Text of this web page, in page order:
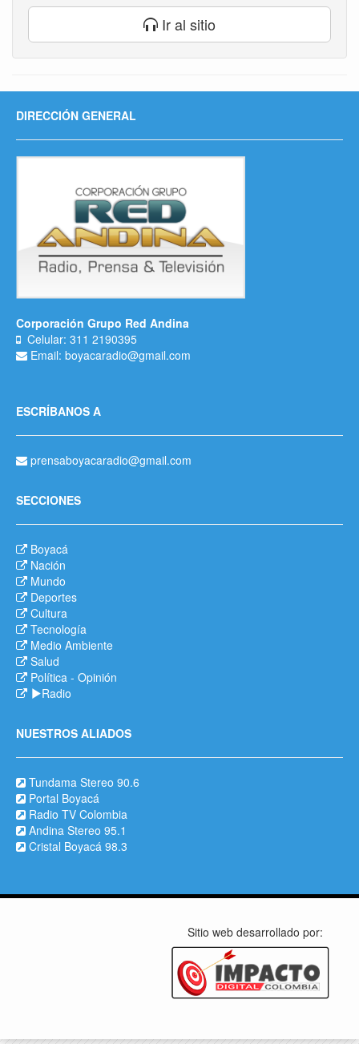
Ir al sitio
DIRECCIÓN GENERAL
Corporación Grupo Red Andina
Celular: 311 2190395
Email: boyacaradio@gmail.com
ESCRÍBANOS A
prensaboyacaradio@gmail.com
SECCIONES
Boyacá
Nación
Mundo
Deportes
Cultura
Tecnología
Medio Ambiente
Salud
Política - Opinión
Radio
NUESTROS ALIADOS
Tundama Stereo 90.6
Portal Boyacá
Radio TV Colombia
Andina Stereo 95.1
Cristal Boyacá 98.3
Sitio web desarrollado por: